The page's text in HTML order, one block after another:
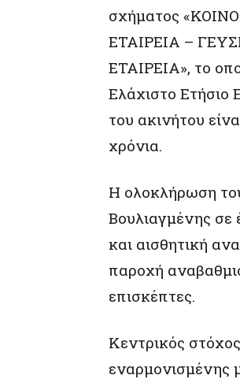
σχήματος
ΕΤΑΙΡΕΙΑ –
ΕΤΑΙΡΕΙΑ», το
Ελάχιστο
του ακινήτου
χρόνια.
Η ολοκλήρωση
Βουλιαγμένης σε
και αισθητική
παροχή
επισκέπτες.
Κεντρικός
εναρμονισμένης